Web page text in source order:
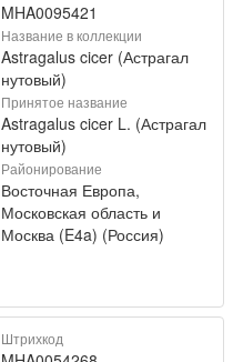
MHA0095421
Название в коллекции
Astragalus cicer (Астрагал
нутовый)
Принятое название
Astragalus cicer L. (Астрагал
нутовый)
Районирование
Восточная Европа,
Московская область и
Москва (E4a) (Россия)
Штрихкод